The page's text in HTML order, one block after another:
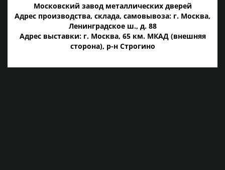
Московский завод металлических дверей
Адрес производства, склада, самовывоза: г. Москва,
Ленинградское ш., д. 88
Адрес выставки: г. Москва, 65 км. МКАД (внешняя
сторона), р-н Строгино